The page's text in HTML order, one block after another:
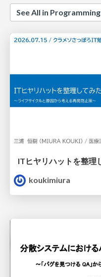
See All in Programming
koukimiura